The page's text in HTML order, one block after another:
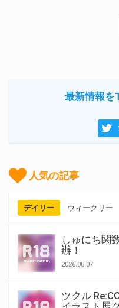
最新情報を
人気の記事
デイリー ウィークリー
しゅにち関
辦！
2026.08.07
ツクル